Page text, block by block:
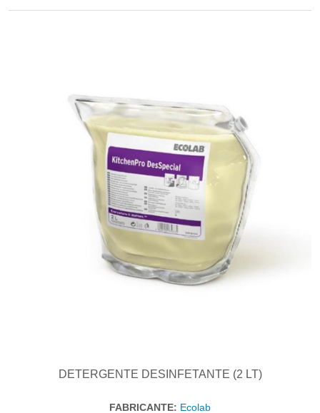
DETERGENTE DESINFETANTE (2 LT)
FABRICANTE: Ecolab